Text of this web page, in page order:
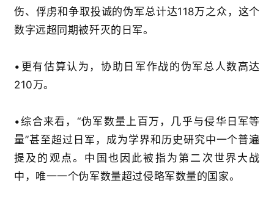
伤、俘虏和争取投诚的伪军总计达118万之众，这个
数字远超同期被歼灭的日军。
• 更有估算认为，协助日军作战的伪军总人数高达
210万。
•综合来看， “伪军数量上百万，几乎与侵华日军等
量”甚至超过日军，成为学界和历史研究中一个普遍
提及的观点。中国也因此被指为第二次世界大战
中，唯一一个伪军数量超过侵略军数量的国家。